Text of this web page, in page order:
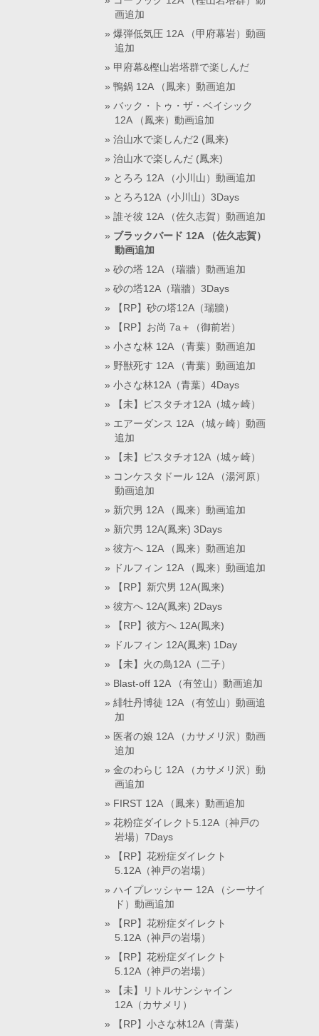
画追加
爆弾低気圧 12A （甲府幕岩）動画
追加
甲府幕&樫山岩塔群で楽しんだ
鴨鍋 12A （鳳来）動画追加
バック・トゥ・ザ・ベイシック
12A （鳳来）動画追加
治山水で楽しんだ2 (鳳来)
治山水で楽しんだ (鳳来)
とろろ 12A （小川山）動画追加
とろろ12A（小川山）3Days
誰そ彼 12A （佐久志賀）動画追加
ブラックバード 12A （佐久志賀）
動画追加
砂の塔 12A （瑞牆）動画追加
砂の塔12A（瑞牆）3Days
【RP】砂の塔12A（瑞牆）
【RP】お尚 7a＋（御前岩）
小さな林 12A （青葉）動画追加
野獣死す 12A （青葉）動画追加
小さな林12A（青葉）4Days
【未】ピスタチオ12A（城ヶ崎）
エアーダンス 12A （城ヶ崎）動画
追加
【未】ピスタチオ12A（城ヶ崎）
コンケスタドール 12A （湯河原）
動画追加
新穴男 12A （鳳来）動画追加
新穴男 12A(鳳来) 3Days
彼方へ 12A （鳳来）動画追加
ドルフィン 12A （鳳来）動画追加
【RP】新穴男 12A(鳳来)
彼方へ 12A(鳳来) 2Days
【RP】彼方へ 12A(鳳来)
ドルフィン 12A(鳳来) 1Day
【未】火の鳥12A（二子）
Blast-off 12A （有笠山）動画追加
緋牡丹博徒 12A （有笠山）動画追
加
医者の娘 12A （カサメリ沢）動画
追加
金のわらじ 12A （カサメリ沢）動
画追加
FIRST 12A （鳳来）動画追加
花粉症ダイレクト5.12A（神戸の
岩場）7Days
【RP】花粉症ダイレクト
5.12A（神戸の岩場）
ハイプレッシャー 12A （シーサイ
ド）動画追加
【RP】花粉症ダイレクト
5.12A（神戸の岩場）
【RP】花粉症ダイレクト
5.12A（神戸の岩場）
【未】リトルサンシャイン
12A（カサメリ）
【RP】小さな林12A（青葉）